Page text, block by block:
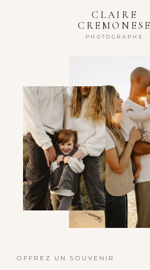
CLAIRE
CREMONESE
PHOTOGRAPHE
OFFREZ UN SOUVENIR